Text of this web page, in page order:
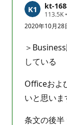
ま
せ
ん
kt-
113.5K •
2020年10月28
＞
している
Officeおよ
いと思いま
条文の後